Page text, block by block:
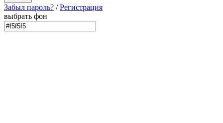
Забыл пароль? /Регистрация
выбрать фон